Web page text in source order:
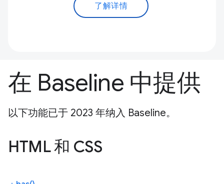
了解详情
在 Baseline 中提供
以下功能已于 2023 年纳入 Baseline。
HTML 和 CSS